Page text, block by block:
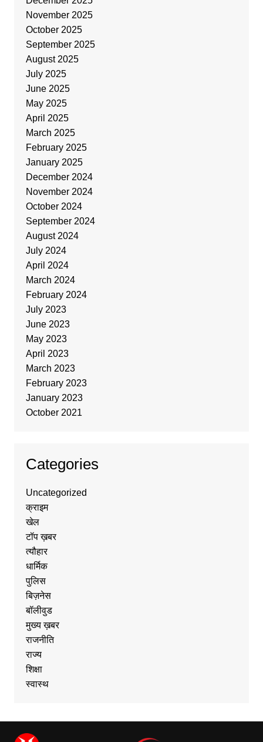
November 2025
October 2025
September 2025
August 2025
July 2025
June 2025
May 2025
April 2025
March 2025
February 2025
January 2025
December 2024
November 2024
October 2024
September 2024
August 2024
July 2024
April 2024
March 2024
February 2024
July 2023
June 2023
May 2023
April 2023
March 2023
February 2023
January 2023
October 2021
Categories
Uncategorized
क्राइम
खेल
टॉप ख़बर
त्यौहार
धार्मिक
पुलिस
बिज़नेस
बॉलीवुड
मुख्य ख़बर
राजनीति
राज्य
शिक्षा
स्वास्थ